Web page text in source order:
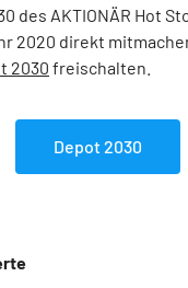
des AKTIONÄR Hot
2020 direkt
2030 freischalten.
Depot 2030